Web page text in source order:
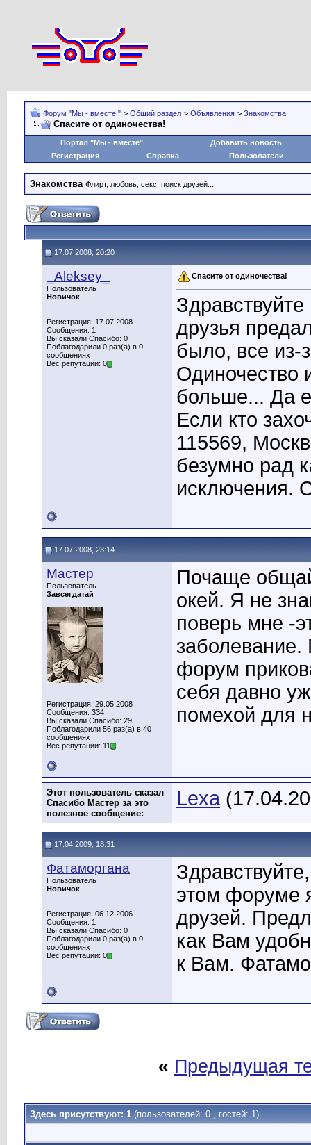
Форум "Мы - вместе!" > Общий раздел > Объявления > Знакомства
Спасите от одиночества!
Портал "Мы - вместе"
Добавить новость
Регистрация
Справка Пользователи
Знакомства Флирт, любовь, секс, поиск друзей...
17.07.2008, 20:20
_Aleksey_
Пользователь
Новичок
Регистрация: 17.07.2008
Сообщения: 1
Вы сказали Спасибо: 0
Поблагодарили 0 раз(а) в 0
сообщениях
Вес репутации: 0
Спасите от одиночества!
друзья
было, все
Одиночество
больше... Да
Если кто
115569,
безумно рад
исключения.
17.07.2008, 23:14
Мастер
Пользователь
Завсегдатай
Регистрация: 29.05.2008
Сообщения: 334
Вы сказали Спасибо: 29
Поблагодарили 56 раз(а) в 40
сообщениях
Вес репутации: 11
Почаще
окей. Я не
поверь мне -
заболевание.
форум
себя давно
помехой для
Этот пользователь сказал
Спасибо Мастер за это
полезное сообщение:
Lexa
17.04.2009, 18:31
Фатаморгана
Пользователь
Новичок
Регистрация: 06.12.2006
Сообщения: 1
Вы сказали Спасибо: 0
Поблагодарили 0 раз(а) в 0
сообщениях
Вес репутации: 0
этом форуме
друзей.
как Вам
к Вам.
« Предыдущая
Здесь присутствуют: 1 (пользователей: 0 , гостей: 1)